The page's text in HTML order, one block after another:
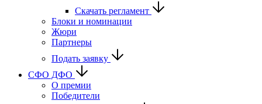
Скачать регламент
Блоки и номинации
Жюри
Партнеры
Подать заявку
CФО ДФО
О премии
Победители